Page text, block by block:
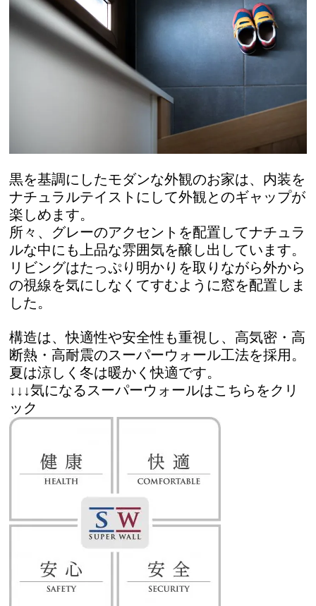
黒を基調にしたモダンな外観のお家は、内装を
ナチュラルテイストにして外観とのギャップが
楽しめます。
所々、グレーのアクセントを配置してナチュラ
ルな中にも上品な雰囲気を醸し出しています。
リビングはたっぷり明かりを取りながら外から
の視線を気にしなくてすむように窓を配置しま
した。
構造は、快適性や安全性も重視し、高気密・高
断熱・高耐震のスーパーウォール工法を採用。
夏は涼しく冬は暖かく快適です。
↓↓↓気になるスーパーウォールはこちらをクリ
ック